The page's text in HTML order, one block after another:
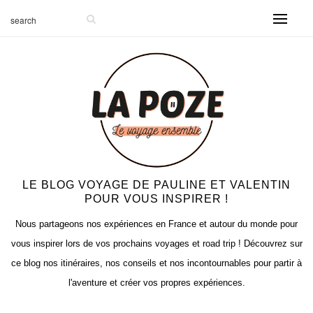
LE BLOG VOYAGE DE PAULINE ET VALENTIN
POUR VOUS INSPIRER !
Nous partageons nos expériences en France et autour du monde pour
vous inspirer lors de vos prochains voyages et road trip ! Découvrez sur
ce blog nos itinéraires, nos conseils et nos incontournables pour partir à
l'aventure et créer vos propres expériences.